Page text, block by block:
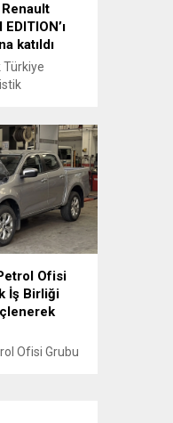
katıldı
Ofisi
İş Birliği
Ofisi Grubu